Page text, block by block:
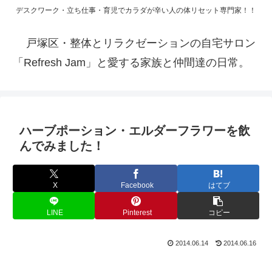
デスクワーク・立ち仕事・育児でカラダが辛い人の体リセット専門家！！
戸塚区・整体とリラクゼーションの自宅サロン
「Refresh Jam」と愛する家族と仲間達の日常。
ハーブポーション・エルダーフラワーを飲
んでみました！
X Facebook はてブ
LINE Pinterest コピー
2014.06.14 2014.06.16